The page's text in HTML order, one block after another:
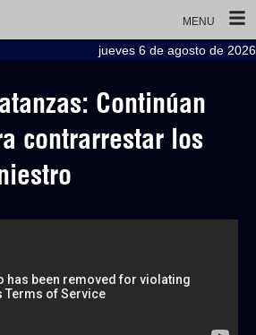
MENU
jueves 6 de agosto de 2026
Continúan
contrarrestar los